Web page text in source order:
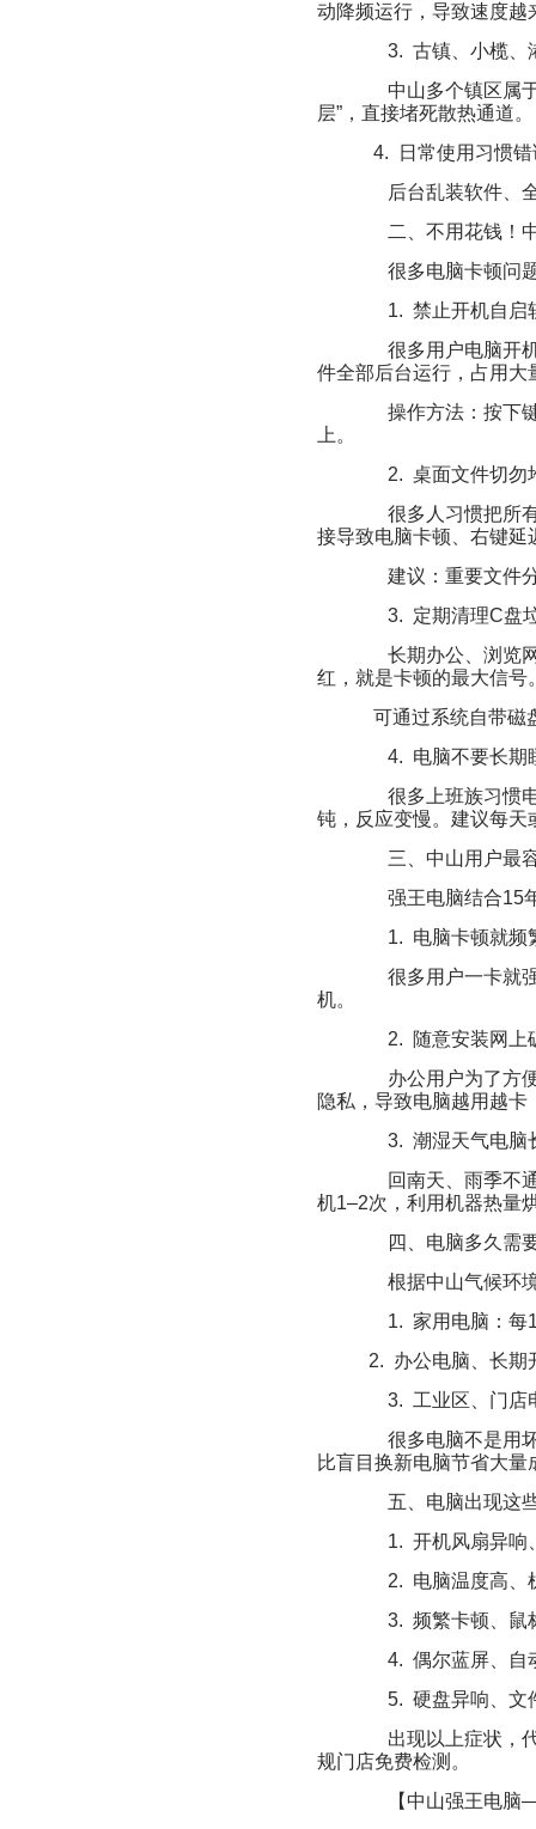
动降频运行，导致速度越
3. 古镇、小榄、
中山多个镇区属
层”，直接堵死散热通道。
4. 日常使用习惯
后台乱装软件、
二、不用花钱！
很多电脑卡顿问
1. 禁止开机自启
很多用户电脑开
件全部后台运行，占用大
操作方法：按下
上。
2. 桌面文件切勿
很多人习惯把所
接导致电脑卡顿、右键延
建议：重要文件
3. 定期清理C盘
长期办公、浏览
红，就是卡顿的最大信号
可通过系统自带磁
4. 电脑不要长期
很多上班族习惯
钝，反应变慢。建议每天
三、中山用户最
强王电脑结合15
1. 电脑卡顿就频
很多用户一卡就
机。
2. 随意安装网上
办公用户为了方
隐私，导致电脑越用越卡
3. 潮湿天气电脑
回南天、雨季不
机1–2次，利用机器热量
四、电脑多久需
根据中山气候环
1. 家用电脑：每
2. 办公电脑、长期
3. 工业区、门店
很多电脑不是用
比盲目换新电脑节省大量
五、电脑出现这
1. 开机风扇异响
2. 电脑温度高、
3. 频繁卡顿、鼠
4. 偶尔蓝屏、自
5. 硬盘异响、文
出现以上症状，
规门店免费检测。
【中山强王电脑